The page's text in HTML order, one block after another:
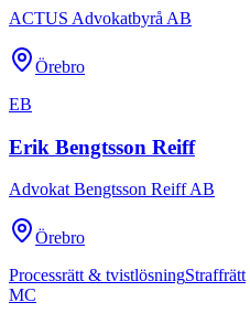
ACTUS Advokatbyrå AB
Örebro
EB
Erik Bengtsson Reiff
Advokat Bengtsson Reiff AB
Örebro
Processrätt & tvistlösningStraffrätt
MC